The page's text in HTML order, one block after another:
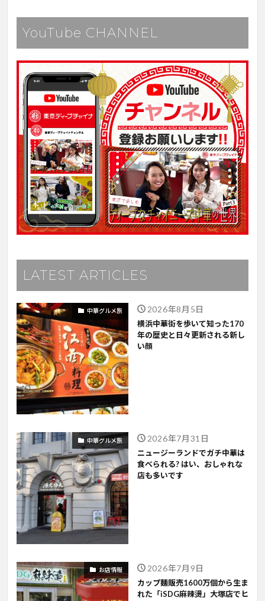
YouTube CHANNEL
LATEST ARTICLES
中華グルメ旅 2026年8月5日
横浜中華街を歩いて知った170
年の歴史と日々更新される新し
い顔
中華グルメ旅 2026年7月31日
ニュージーランドでガチ中華は
食べられる? はい、おしゃれな
店も多いです
お店情報 2026年7月9日
カップ麺販売1600万個から生ま
れた「iSDG麻辣燙」大塚店でヒ